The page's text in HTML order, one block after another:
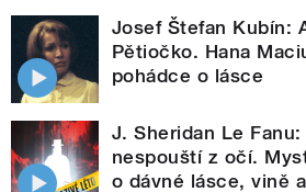
Josef Štefan Kubín:
Pětiočko. Hana
pohádce o lásce
J. Sheridan Le
nespouští z očí.
o dávné lásce, vině